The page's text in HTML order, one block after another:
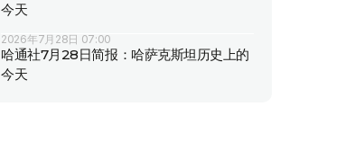
今天
2026年7月28日 07:00
哈通社7月28日简报：哈萨克斯坦历史上的
今天